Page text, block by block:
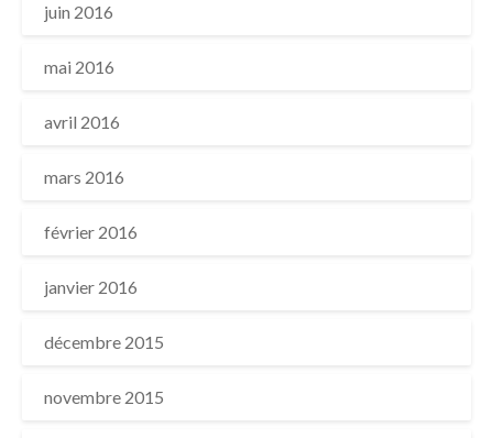
juin 2016
mai 2016
avril 2016
mars 2016
février 2016
janvier 2016
décembre 2015
novembre 2015